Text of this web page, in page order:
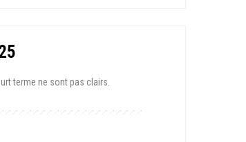
terme ne sont pas clairs.